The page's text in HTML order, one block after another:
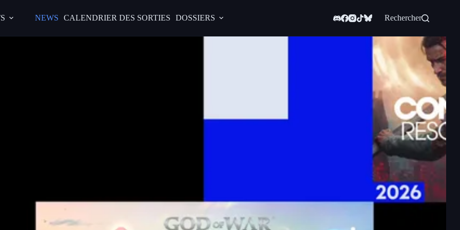
NEWS CALENDRIER DES SORTIES DOSSIERS Rechercher